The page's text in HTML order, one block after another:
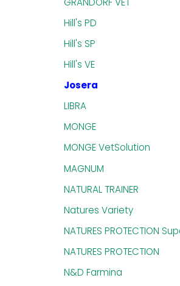
Hill's PD
Hill's SP
Hill's VE
Josera
LIBRA
MONGE
MONGE VetSolution
MAGNUM
NATURAL TRAINER
Natures Variety
NATURES PROTECTION
NATURES PROTECTION
N&D Farmina